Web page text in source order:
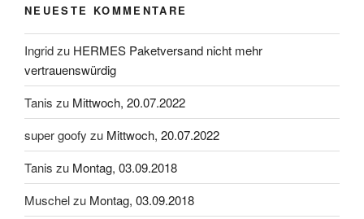
NEUESTE KOMMENTARE
Ingridzu HERMES Paketversand nicht mehr
vertrauenswürdig
Tanis zu Mittwoch, 20.07.2022
super goofy zu Mittwoch, 20.07.2022
Tanis zu Montag, 03.09.2018
Muschelzu Montag, 03.09.2018